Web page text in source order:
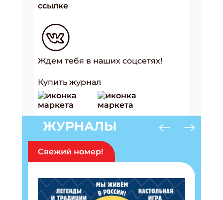
ссылке
Ждем тебя в наших соцсетях!
Купить журнал
ЖУРНАЛЫ
Свежий номер!